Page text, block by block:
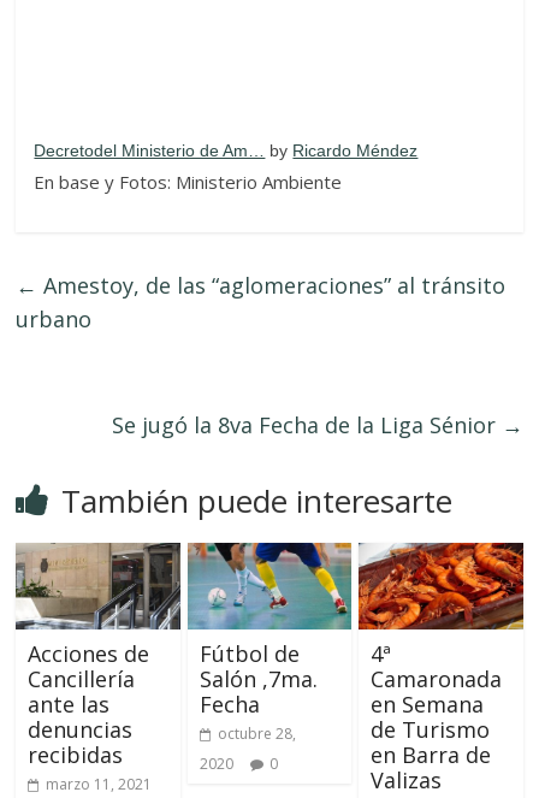
Decretodel Ministerio de Am… by Ricardo Méndez
En base y Fotos: Ministerio Ambiente
← Amestoy, de las “aglomeraciones” al tránsito
urbano
Se jugó la 8va Fecha de la Liga Sénior →
También puede interesarte
Acciones de
Cancillería
ante las
denuncias
recibidas
marzo 11, 2021
Fútbol de
Salón ,7ma.
Fecha
octubre 28,
2020
0
4ª
Camaronada
en Semana
de Turismo
en Barra de
Valizas